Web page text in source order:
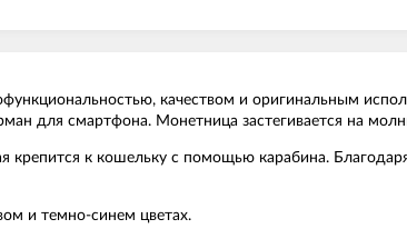
качеством и оригинальным
для смартфона. Монетница застегивается на
крепится к кошельку с помощью карабина.
и темно-синем цветах.